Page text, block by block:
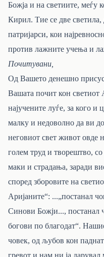
Божја и на светиите, меѓу
Кирил. Тие се две светила,
патријарси, кои
против лажните учења и
Почитувани,
Од Вашето денешно
Вашата почит кон светиот
најучените луѓе, за кого и
малку и недоволно да ви
неговиот свет живот овде
голем труд и творештво,
маки и страдања, заради
според зборовите на
Аријаните“: ...„постанал
Синови Божји..., постанал
богови по благодат“.
човек, од љубов кон